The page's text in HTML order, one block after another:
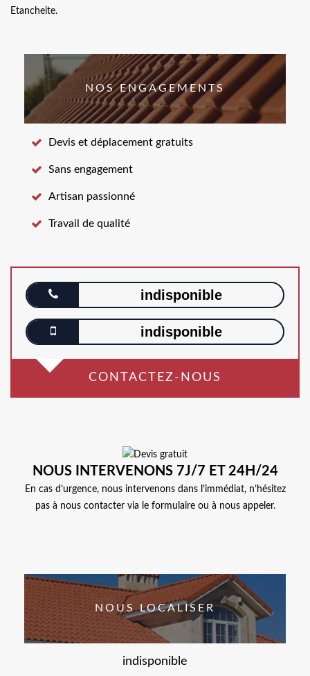
Etancheite.
NOS ENGAGEMENTS
Devis et déplacement gratuits
Sans engagement
Artisan passionné
Travail de qualité
indisponible
indisponible
CONTACTEZ-NOUS
NOUS INTERVENONS 7J/7 ET 24H/24
En cas d’urgence, nous intervenons dans l’immédiat, n’hésitez
pas à nous contacter via le formulaire ou à nous appeler.
NOUS LOCALISER
indisponible